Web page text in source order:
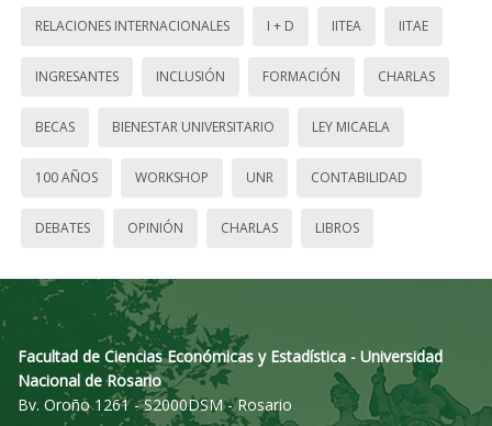
RELACIONES INTERNACIONALES I + D IITEA IITAE
INGRESANTES INCLUSIÓN FORMACIÓN CHARLAS
BECAS BIENESTAR UNIVERSITARIO LEY MICAELA
100 AÑOS WORKSHOP UNR CONTABILIDAD
DEBATES OPINIÓN CHARLAS LIBROS
Facultad de Ciencias Económicas y Estadística - Universidad
Nacional de Rosario
Bv. Oroño 1261 - S2000DSM - Rosario